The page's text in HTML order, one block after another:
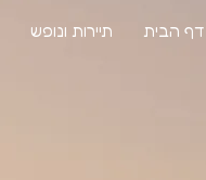
דף הבית תיירות ונופש